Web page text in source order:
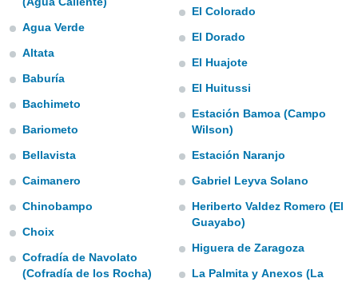
simili,
di
la
a
ACCETTA
CONTINUA
IMPOSTAZIONI
Agua Verde
Altata
Baburía
Bachimeto
Bariometo
Bellavista
Caimanero
Chinobampo
Choix
Cofradía de Navolato
(Cofradía de los Rocha)
El Colorado
El Dorado
El Huajote
El Huitussi
Estación Bamoa (Campo
Wilson)
Estación Naranjo
Gabriel Leyva Solano
Heriberto Valdez Romero (El
Guayabo)
Higuera de Zaragoza
La Palmita y Anexos (La